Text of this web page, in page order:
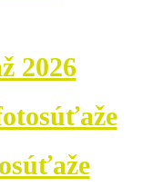
2026